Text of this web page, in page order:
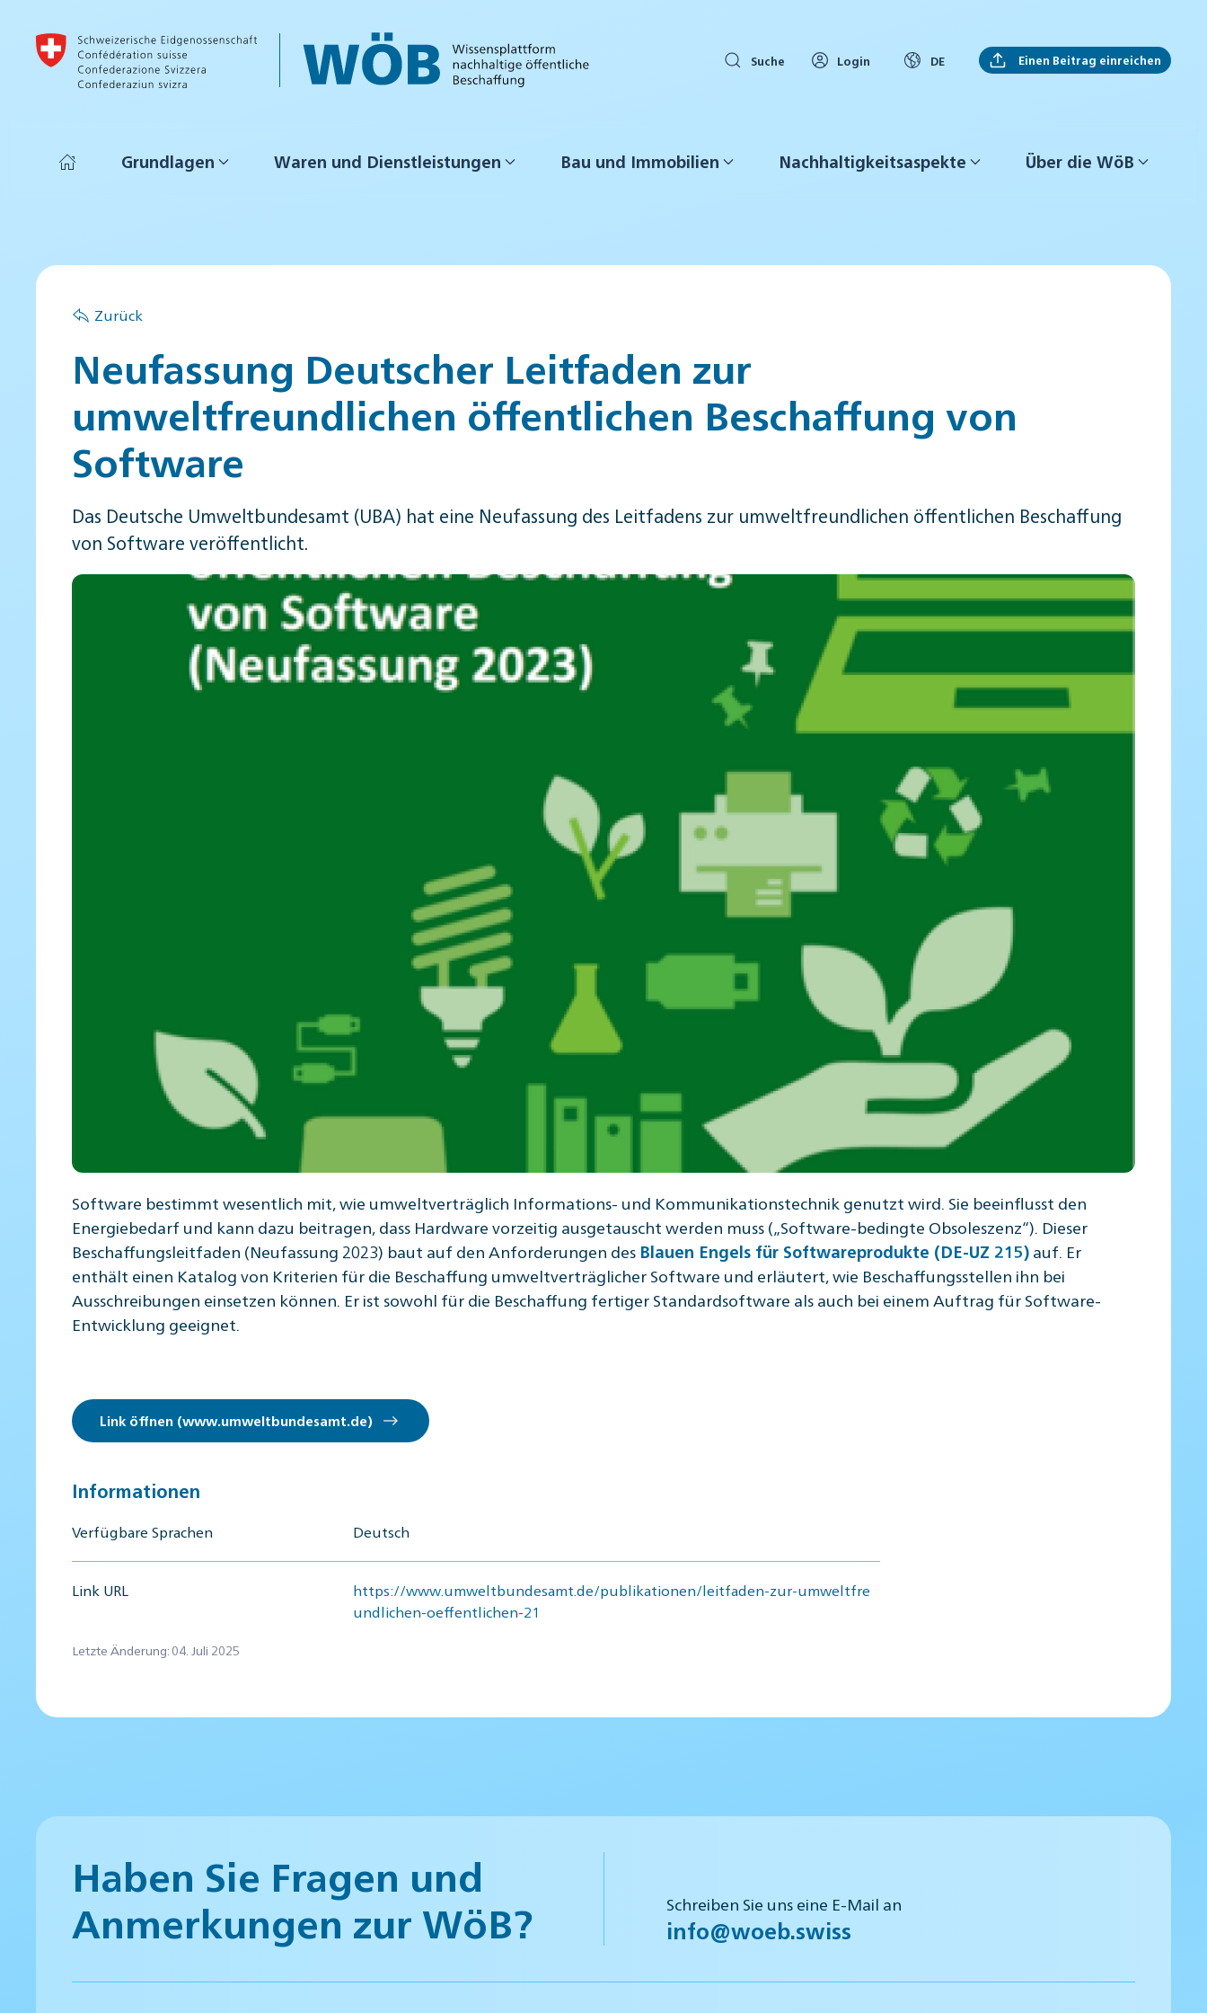
Skip to main content
Suche Login DE Einen Beitrag einreichen
Grundlagen Waren und Dienstleistungen Bau und Immobilien Nachhaltigkeitsaspekte Über die WöB
Zurück
Neufassung Deutscher Leitfaden zur
umweltfreundlichen öffentlichen Beschaffung von
Software
Das Deutsche Umweltbundesamt (UBA) hat eine Neufassung des Leitfadens zur umweltfreundlichen öffentlichen Beschaffung
von Software veröffentlicht.
Software bestimmt wesentlich mit, wie umweltverträglich Informations- und Kommunikationstechnik genutzt wird. Sie beeinflusst den
Energiebedarf und kann dazu beitragen, dass Hardware vorzeitig ausgetauscht werden muss („Software-bedingte Obsoleszenz“). Dieser
Beschaffungsleitfaden (Neufassung 2023) baut auf den Anforderungen des Blauen Engels für Softwareprodukte (DE-UZ 215) auf. Er
enthält einen Katalog von Kriterien für die Beschaffung umweltverträglicher Software und erläutert, wie Beschaffungsstellen ihn bei
Ausschreibungen einsetzen können. Er ist sowohl für die Beschaffung fertiger Standardsoftware als auch bei einem Auftrag für Software-
Entwicklung geeignet.
Link öffnen (www.umweltbundesamt.de)
Informationen
Verfügbare Sprachen Deutsch
Link URL
https://www.umweltbundesamt.de/publikationen/leitfaden-zur-umweltfre
undlichen-oeffentlichen-21
Letzte Änderung: 04. Juli 2025
Haben Sie Fragen und
Anmerkungen zur WöB?
Schreiben Sie uns eine E-Mail an
info@woeb.swiss